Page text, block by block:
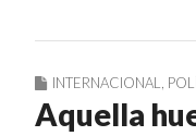
INTERNACIONAL
Aquella